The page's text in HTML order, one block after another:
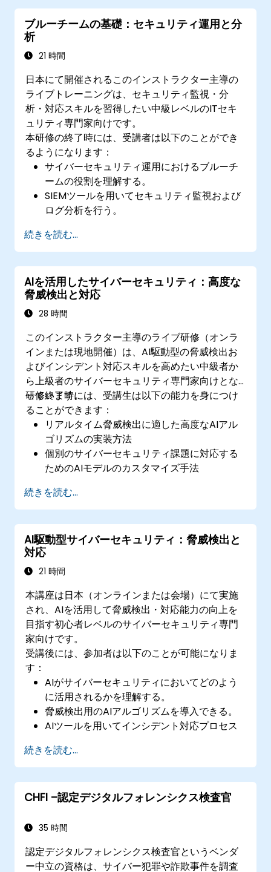
を実施できる
サイバーインシデント発生時や復旧段階にお
ブルーチームの基礎：セキュリティ運用と分
析
21 時間
日本にて開催されるこのインストラクター主導の
ライブトレーニングは、セキュリティ監視・分
析・対応スキルを習得したい中級レベルのITセキ
ュリティ専門家向けです。
本研修の終了時には、受講者は以下のことができ
るようになります：
サイバーセキュリティ運用におけるブルーチ
ームの役割を理解する。
SIEMツールを用いてセキュリティ監視および
ログ分析を行う。
適切に対応できる。
ネットワークトラフィックの解析や脅威情報
の収集が可能になる。
セキュリティオペレーションセンター
（SOC）における最善の運用手順を実践でき
る。
続きを読む...
AIを活用したサイバーセキュリティ：高度な
脅威検出と対応
28 時間
このインストラクター主導のライブ研修（オンラ
インまたは現地開催）は、AI駆動型の脅威検出お
よびインシデント対応スキルを高めたい中級者か
ら上級者のサイバーセキュリティ専門家向けとな
っています。
研修終了時には、受講生は以下の能力を身につけ
ることができます：
リアルタイム脅威検出に適した高度なAIアル
ゴリズムの実装方法
個別のサイバーセキュリティ課題に対応する
ためのAIモデルのカスタマイズ手法
の構築方法
AI駆動型セキュリティツールを敵対的攻撃か
ら守る技術
続きを読む...
AI駆動型サイバーセキュリティ：脅威検出と
対応
21 時間
本講座は日本（オンラインまたは会場）にて実施
され、AIを活用して脅威検出・対応能力の向上を
目指す初心者レベルのサイバーセキュリティ専門
家向けです。
受講後には、参加者は以下のことが可能になりま
す：
AIがサイバーセキュリティにおいてどのよう
に活用されるかを理解する。
脅威検出用のAIアルゴリズムを導入できる。
AIツールを用いてインシデント対応プロセス
既存のサイバーセキュリティ基盤にAI機能を
統合できる。
続きを読む...
CHFI –認定デジタルフォレンシクス検査官
35 時間
認定デジタルフォレンシクス検査官というベンダ
ー中立の資格は、サイバー犯罪や詐欺事件を調査